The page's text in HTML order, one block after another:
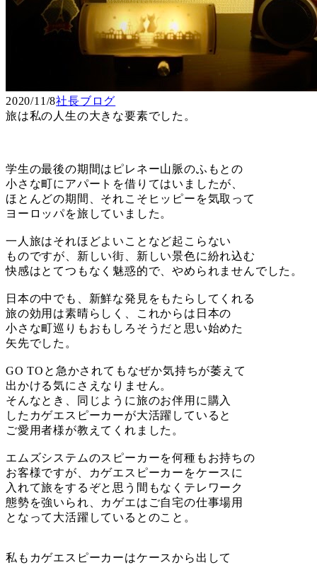
2020/11/8社長ブログ
旅は私の人生の大きな要素でした。
学生の最後の期間はピレネー山脈のふもとの
小さな町にアパートを借りてはいましたが、
ほとんどの期間、それこそヒッピーを気取って
ヨーロッパを旅していました。
一人旅はそれほどよいことなど起こらない
ものですが、新しい街、新しい景色に紛れ込む
快感はとてつもなく魅惑的で、やめられませんでした。
日本の中でも、新鮮な発見をもたらしてくれる
旅の効用は素晴らしく、これからは日本の
小さな町巡りもおもしろそうだと思い始めた
矢先でした。
GO TOと急かされてもなぜか気持ちが萎えて
出かける気にさえなりません。
そんなとき、同じように旅のお伴用に購入
したカゲエスピーカーが大活躍していると
ご愛用者様が教えてくれました。
エムズシステムのスピーカーを何種もお持ちの
お客様ですが、カゲエスピーカーをケースに
入れて旅をするぞと思う間もなくテレワーク
態勢を強いられ、カゲエはご自宅の仕事場用
となって大活躍しているとのこと。
私もカゲエスピーカーはケースから出して